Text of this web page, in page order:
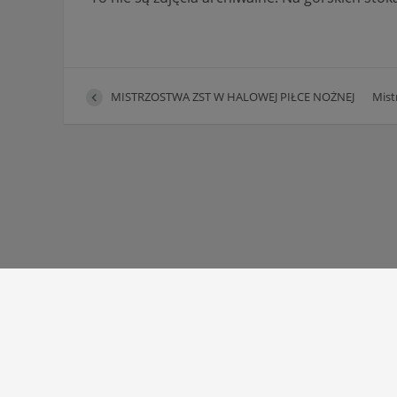
MISTRZOSTWA ZST W HALOWEJ PIŁCE NOŻNEJ